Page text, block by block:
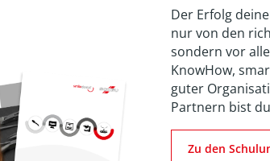
Der Erfolg
nur von den
sondern vor
KnowHow,
guter
Partnern bist
Zu den